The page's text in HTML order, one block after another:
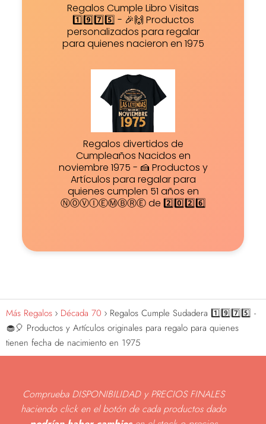
Regalos Cumple Libro Visitas
1️⃣9️⃣7️⃣5️⃣ - 🎉🙌 Productos
personalizados para regalar
para quienes nacieron en 1975
Regalos divertidos de
Cumpleaños Nacidos en
noviembre 1975 - 🍰 Productos y
Artículos para regalar para
quienes cumplen 51 años en
ⓃⓄⓋⒾⒺⓂⒷⓇⒺ de 2️⃣0️⃣2️⃣6️⃣
Más Regalos Década 70
Regalos Cumple Sudadera 1️⃣9️⃣7️⃣5️⃣ -
🧁🎈 Productos y Artículos originales para regalo para quienes
tienen fecha de nacimiento en 1975
Comprueba DISPONIBILIDAD y PRECIOS FINALES
haciendo click en el botón de cada productos dado